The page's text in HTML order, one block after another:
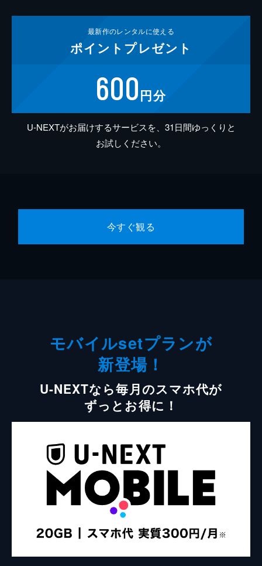
最新作のレンタルに使える
ポイント プレゼント
600円分
U-NEXTがお届けするサービスを、31日間ゆっくりと
お試しください。
今すぐ観る
モバイルsetプランが
新登場！
U-NEXTなら毎月のスマホ代が
ずっとお得に！